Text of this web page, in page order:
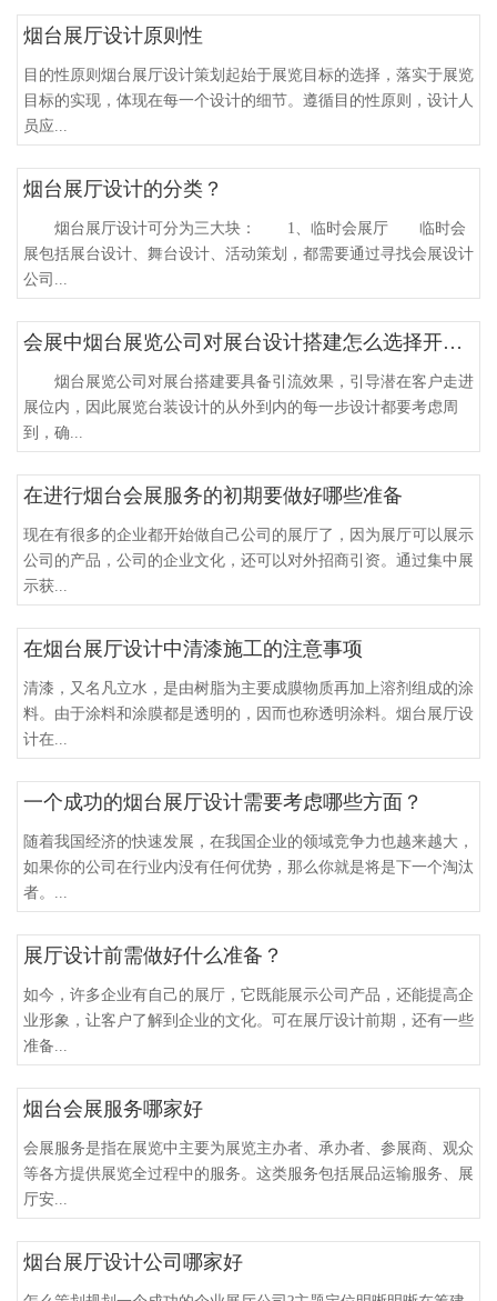
烟台展厅设计原则性
目的性原则烟台展厅设计策划起始于展览目标的选择，落实于展览
目标的实现，体现在每一个设计的细节。遵循目的性原则，设计人
员应...
烟台展厅设计的分类？
烟台展厅设计可分为三大块： 1、临时会展厅 临时会
展包括展台设计、舞台设计、活动策划，都需要通过寻找会展设计
公司...
会展中烟台展览公司对展台设计搭建怎么选择开口？
烟台展览公司对展台搭建要具备引流效果，引导潜在客户走进
展位内，因此展览台装设计的从外到内的每一步设计都要考虑周
到，确...
在进行烟台会展服务的初期要做好哪些准备
现在有很多的企业都开始做自己公司的展厅了，因为展厅可以展示
公司的产品，公司的企业文化，还可以对外招商引资。通过集中展
示获...
在烟台展厅设计中清漆施工的注意事项
清漆，又名凡立水，是由树脂为主要成膜物质再加上溶剂组成的涂
料。由于涂料和涂膜都是透明的，因而也称透明涂料。烟台展厅设
计在...
一个成功的烟台展厅设计需要考虑哪些方面？
随着我国经济的快速发展，在我国企业的领域竞争力也越来越大，
如果你的公司在行业内没有任何优势，那么你就是将是下一个淘汰
者。...
展厅设计前需做好什么准备？
如今，许多企业有自己的展厅，它既能展示公司产品，还能提高企
业形象，让客户了解到企业的文化。可在展厅设计前期，还有一些
准备...
烟台会展服务哪家好
会展服务是指在展览中主要为展览主办者、承办者、参展商、观众
等各方提供展览全过程中的服务。这类服务包括展品运输服务、展
厅安...
烟台展厅设计公司哪家好